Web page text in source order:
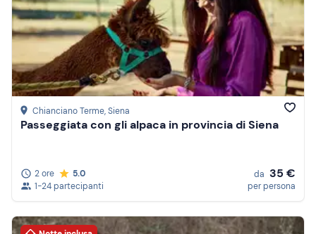
Chianciano Terme, Siena
Passeggiata con gli alpaca in provincia di Siena
2 ore
5.0
1-24 partecipanti
da 35 €
per persona